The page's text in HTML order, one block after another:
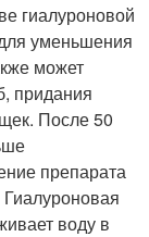
гиалуроновой
уменьшения
может
придания
После 50
препарата
воду в